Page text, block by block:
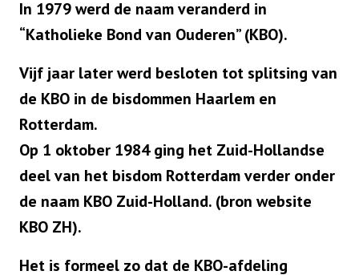
Bestuur
Lid worden
In 1979 werd de naam veranderd in
“Katholieke Bond van Ouderen” (KBO).
Vijf jaar later werd besloten tot splitsing van
de KBO in de bisdommen Haarlem en
Rotterdam.
Op 1 oktober 1984 ging het Zuid-Hollandse
deel van het bisdom Rotterdam verder onder
de naam KBO Zuid-Holland. (bron website
KBO ZH).
Het is formeel zo dat de KBO-afdeling